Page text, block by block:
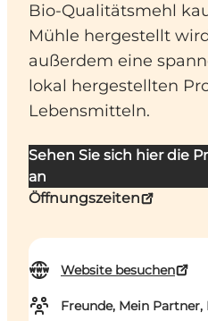
Bio-Qualitätsmehl
Mühle hergestellt
außerdem eine
lokal hergestellten
Lebensmitteln.
Sehen Sie sich hier die
an
Öffnungszeiten
Website besuchen
Freunde, Mein Partner,